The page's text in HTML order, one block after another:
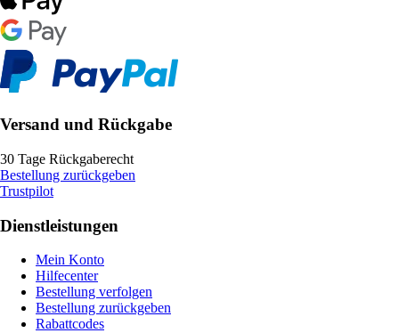
Versand und Rückgabe
30 Tage Rückgaberecht
Bestellung zurückgeben
Trustpilot
Dienstleistungen
Mein Konto
Hilfecenter
Bestellung verfolgen
Bestellung zurückgeben
Rabattcodes